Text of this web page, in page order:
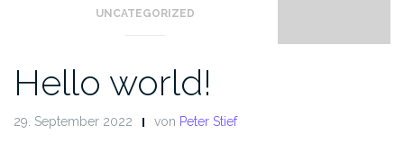
UNCATEGORIZED
Hello world!
29. September 2022 von Peter Stief